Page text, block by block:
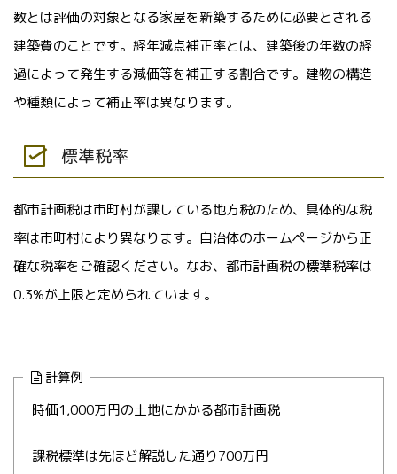
数とは評価の対象となる家屋を新築するために必要とされる
建築費のことです。経年減点補正率とは、建築後の年数の経
過によって発生する減価等を補正する割合です。建物の構造
や種類によって補正率は異なります。
標準税率
都市計画税は市町村が課している地方税のため、具体的な税
率は市町村により異なります。自治体のホームページから正
確な税率をご確認ください。なお、都市計画税の標準税率は
0.3%が上限と定められています。
計算例
時価1,000万円の土地にかかる都市計画税
課税標準は先ほど解説した通り700万円